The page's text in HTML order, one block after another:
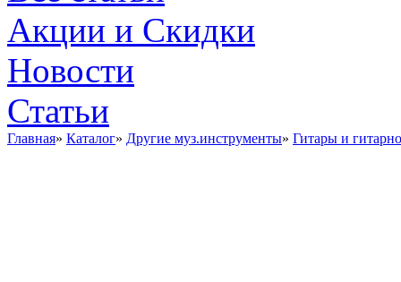
Акции и Скидки
Новости
Статьи
Главная» Каталог» Другие муз.инструменты» Гитары и